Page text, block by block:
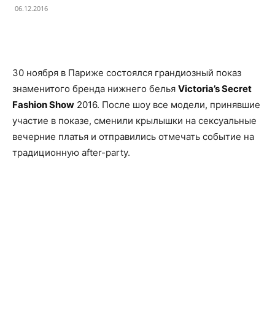
06.12.2016
30 ноября в Париже состоялся грандиозный показ
знаменитого бренда нижнего белья Victoria’s Secret
Fashion Show 2016. После шоу все модели, принявшие
участие в показе, сменили крылышки на сексуальные
вечерние платья и отправились отмечать событие на
традиционную after-party.